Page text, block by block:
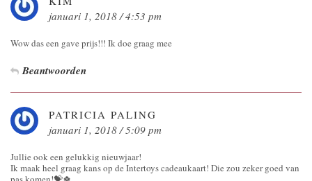
januari 1, 2018 / 4:53 pm
Wow das een gave prijs!!! Ik doe graag mee
Beantwoorden
PATRICIA PALING
januari 1, 2018 / 5:09 pm
Jullie ook een gelukkig nieuwjaar!
Ik maak heel graag kans op de Intertoys cadeaukaart! Die zou zeker goed van